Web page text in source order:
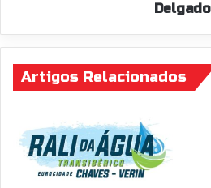
Delgado
Artigos Relacionados